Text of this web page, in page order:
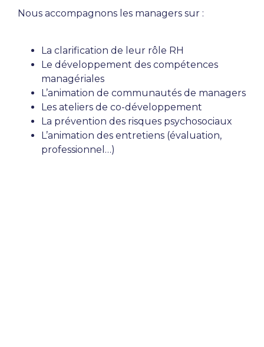
Nous accompagnons les managers sur :
La clarification de leur rôle RH
Le développement des compétences
managériales
L’animation de communautés de managers
Les ateliers de co-développement
La prévention des risques psychosociaux
L’animation des entretiens (évaluation,
professionnel…)